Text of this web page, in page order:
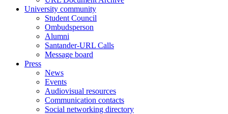
University community
Student Council
Ombudsperson
Alumni
Santander-URL Calls
Message board
Press
News
Events
Audiovisual resources
Communication contacts
Social networking directory